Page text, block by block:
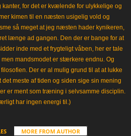
for det er kvælende for ulykkelige og
kimen til en næsten usigelig vold og
så meget at jeg næsten hader kynikeren,
længe ad gangen. Den der er bange for at
inde med et frygteligt våben, her er tale
mandsmodet er stærkere endnu. Og
Der er al mulig grund til at at lukke
meste af tiden og siden sige sin mening
er ment som træning i selvsamme disciplin.
har ingen energi til.)
MORE FROM AUTHOR